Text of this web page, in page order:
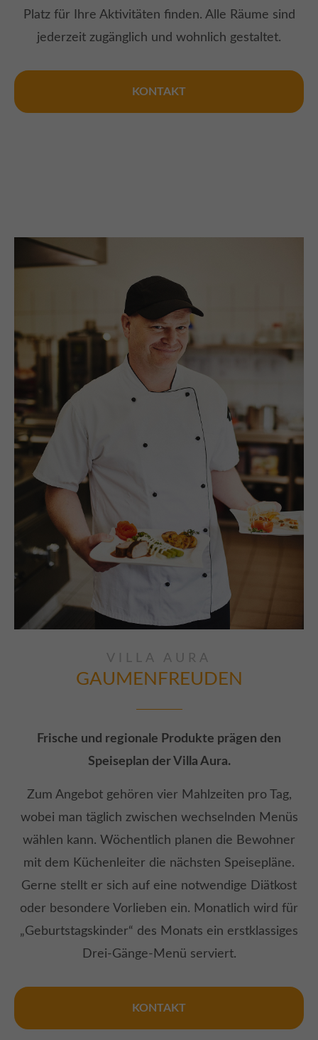
Platz für Ihre Aktivitäten finden. Alle Räume sind
jederzeit zugänglich und wohnlich gestaltet.
KONTAKT
VILLA AURA
GAUMENFREUDEN
Frische und regionale Produkte prägen den
Speiseplan der Villa Aura.
Zum Angebot gehören vier Mahlzeiten pro Tag,
wobei man täglich zwischen wechselnden Menüs
wählen kann. Wöchentlich planen die Bewohner
mit dem Küchenleiter die nächsten Speisepläne.
Gerne stellt er sich auf eine notwendige Diätkost
oder besondere Vorlieben ein. Monatlich wird für
„Geburtstagskinder“ des Monats ein erstklassiges
Drei-Gänge-Menü serviert.
KONTAKT